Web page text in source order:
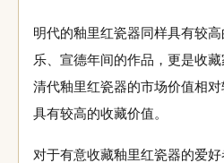
明代的釉里红瓷器同样具有较
乐、宣德年间的作品，更是收藏
清代釉里红瓷器的市场价值相
具有较高的收藏价值。
对于有意收藏釉里红瓷器的爱